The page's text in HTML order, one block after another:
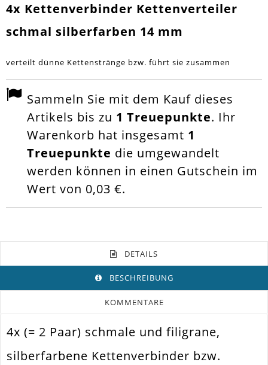
4x Kettenverbinder Kettenverteiler
schmal silberfarben 14 mm
verteilt dünne Kettenstränge bzw. führt sie zusammen
Sammeln Sie mit dem Kauf dieses
Artikels bis zu 1 Treuepunkte. Ihr
Warenkorb hat insgesamt 1
Treuepunkte die umgewandelt
werden können in einen Gutschein im
Wert von 0,03 €.
DETAILS
BESCHREIBUNG
KOMMENTARE
Farbe Silber
Funktion Zwischenstück
4x (= 2 Paar) schmale und filigrane,
silberfarbene Kettenverbinder bzw.